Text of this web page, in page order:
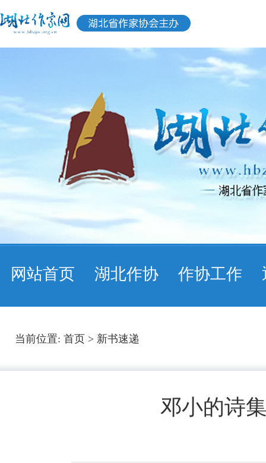
网站首页 湖北作协 作协工作
当前位置: 首页 > 新书速递
邓小的诗